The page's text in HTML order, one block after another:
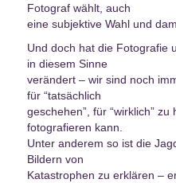
Fotograf wählt, auch
eine subjektive Wahl und
Und doch hat die Fotografie
in diesem Sinne
verändert – wir sind noch
für “tatsächlich
geschehen”, für “wirklich”
fotografieren kann.
Unter anderem so ist die
Bildern von
Katastrophen zu erklären –